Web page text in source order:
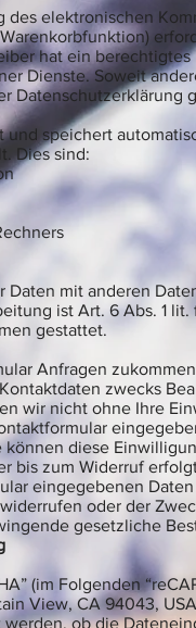
des elektronischen
hat ein
Dienste. Soweit
Datenschutzerklärung
und speichert
Dies sind:
Daten mit anderen
ist Art. 6 Abs. 1
gestattet.
Anfragen
zwecks
wir nicht ohne Ihre
können diese
bis zum Widerruf
eingegebenen
oder der
gesetzliche
(im Folgenden
View, CA 94043, USA
ob die